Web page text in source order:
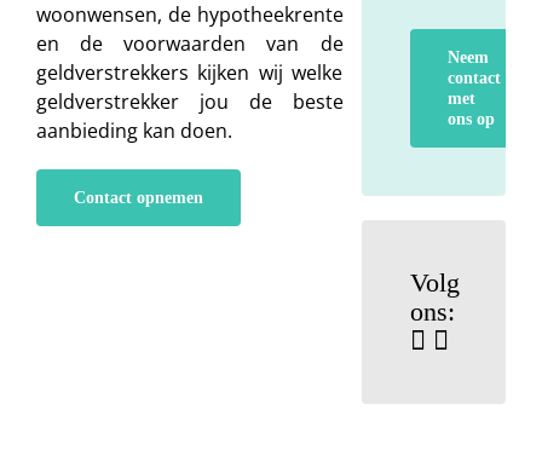
woonwensen, de hypotheekrente
en de voorwaarden van de
geldverstrekkers kijken wij welke
geldverstrekker jou de beste
aanbieding kan doen.
Contact opnemen
Neem
contact
met
ons op
Volg
ons: